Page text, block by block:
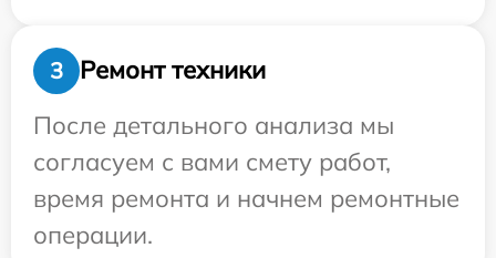
3
Ремонт техники
После детального анализа мы
согласуем с вами смету работ,
время ремонта и начнем ремонтные
операции.